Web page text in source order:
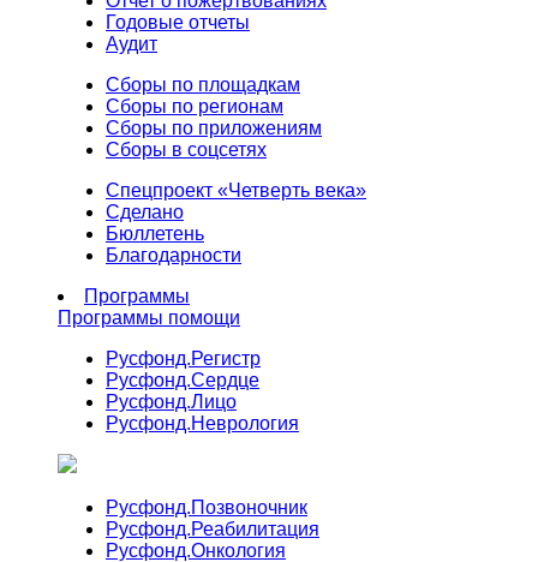
Годовые отчеты
Аудит
Сборы по площадкам
Сборы по регионам
Сборы по приложениям
Сборы в соцсетях
Спецпроект «Четверть века»
Сделано
Бюллетень
Благодарности
Программы
Программы помощи
Русфонд.Регистр
Русфонд.Сердце
Русфонд.Лицо
Русфонд.Неврология
Русфонд.Позвоночник
Русфонд.Реабилитация
Русфонд.Онкология